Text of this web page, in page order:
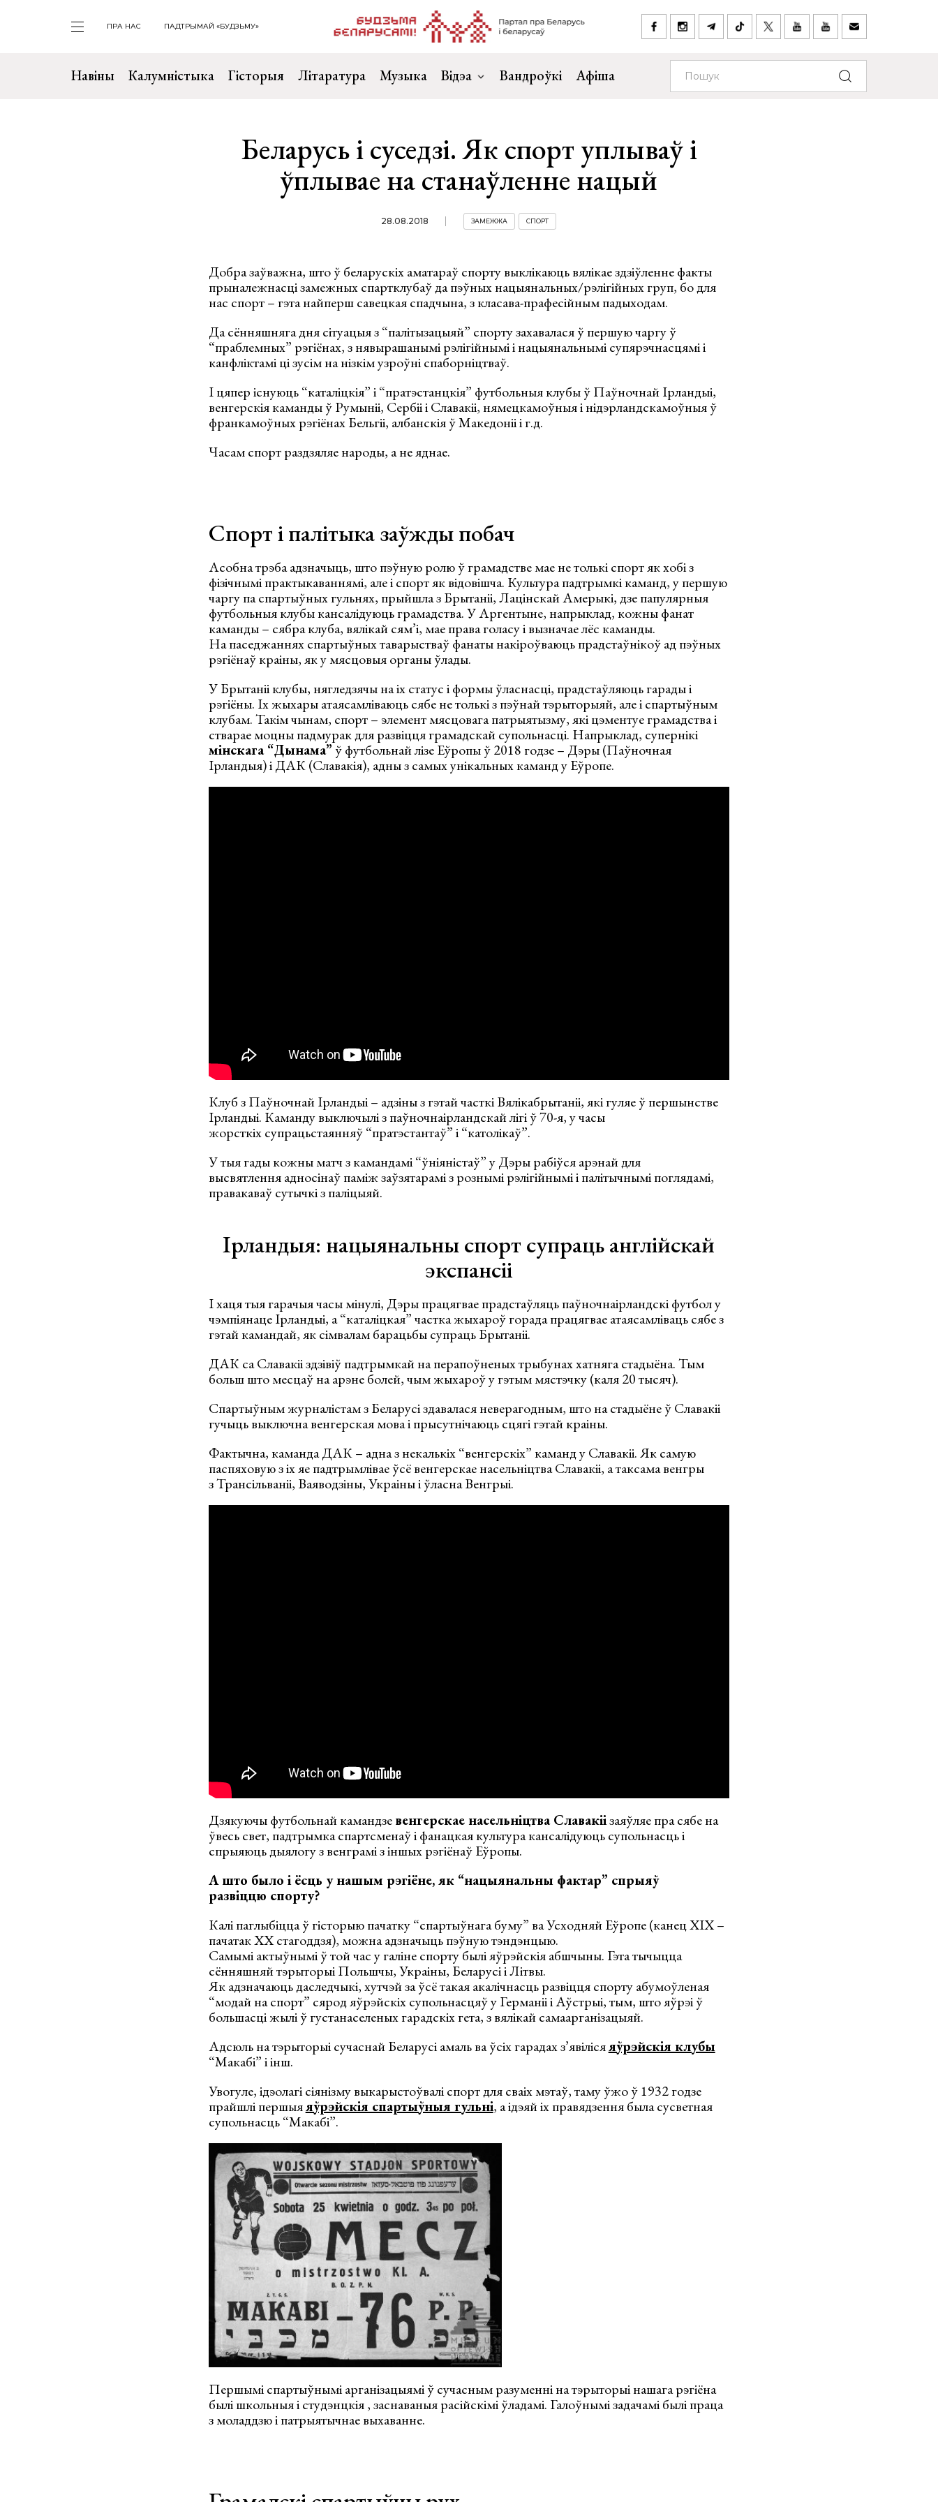
ПРА НАС ПАДТРЫМАЙ «БУДЗЬМУ»
Навіны Калумністыка Гісторыя Літаратура Музыка Відэа Вандроўкі Афіша
Беларусь і суседзі. Як спорт уплываў і
ўплывае на станаўленне нацый
28.08.2018 ЗАМЕЖЖА СПОРТ
Добра заўважна, што ў беларускіх аматараў спорту выклікаюць вялікае здзіўленне факты
прыналежнасці замежных спартклубаў да пэўных нацыянальных/рэлігійных груп, бо для
нас спорт – гэта найперш савецкая спадчына, з класава-прафесійным падыходам.
Да сённяшняга дня сітуацыя з “палітызацыяй” спорту захавалася ў першую чаргу ў
“праблемных” рэгіёнах, з нявырашанымі рэлігійнымі і нацыянальнымі супярэчнасцямі і
канфліктамі ці зусім на нізкім узроўні спаборніцтваў.
І цяпер існуюць “каталіцкія” і “пратэстанцкія” футбольныя клубы ў Паўночнай Ірландыі,
венгерскія каманды ў Румыніі, Сербіі і Славакіі, нямецкамоўныя і нідэрландскамоўныя ў
франкамоўных рэгіёнах Бельгіі, албанскія ў Македоніі і г.д.
Часам спорт раздзяляе народы, а не яднае.
Спорт і палітыка заўжды побач
Асобна трэба адзначыць, што пэўную ролю ў грамадстве мае не толькі спорт як хобі з
фізічнымі практыкаваннямі, але і спорт як відовішча. Культура падтрымкі каманд, у першую
чаргу па спартыўных гульнях, прыйшла з Брытаніі, Лацінскай Амерыкі, дзе папулярныя
футбольныя клубы кансалідуюць грамадства. У Аргентыне, напрыклад, кожны фанат
каманды – сябра клуба, вялікай сям’і, мае права голасу і вызначае лёс каманды.
На паседжаннях спартыўных таварыстваў фанаты накіроўваюць прадстаўнікоў ад пэўных
рэгіёнаў краіны, як у мясцовыя органы ўлады.
У Брытаніі клубы, нягледзячы на іх статус і формы ўласнасці, прадстаўляюць гарады і
рэгіёны. Іх жыхары атаясамліваюць сябе не толькі з пэўнай тэрыторыяй, але і спартыўным
клубам. Такім чынам, спорт – элемент мясцовага патрыятызму, які цэментуе грамадства і
стварае моцны падмурак для развіцця грамадскай супольнасці. Напрыклад, супернікі
мінскага “Дынама” ў футбольнай лізе Еўропы ў 2018 годзе – Дэры (Паўночная
Ірландыя) і ДАК (Славакія), адны з самых унікальных каманд у Еўропе.
Клуб з Паўночнай Ірландыі – адзіны з гэтай часткі Вялікабрытаніі, які гуляе ў першынстве
Ірландыі. Каманду выключылі з паўночнаірландскай лігі ў 70-я, у часы
жорсткіх супрацьстаянняў “пратэстантаў” і “католікаў”.
У тыя гады кожны матч з камандамі “ўніяністаў” у Дэры рабіўся арэнай для
высвятлення адносінаў паміж заўзятарамі з рознымі рэлігійнымі і палітычнымі поглядамі,
правакаваў сутычкі з паліцыяй.
Ірландыя: нацыянальны спорт супраць англійскай
экспансіі
І хаця тыя гарачыя часы мінулі, Дэры працягвае прадстаўляць паўночнаірландскі футбол у
чэмпіянаце Ірландыі, а “каталіцкая” частка жыхароў горада працягвае атаясамліваць сябе з
гэтай камандай, як сімвалам барацьбы супраць Брытаніі.
ДАК са Славакіі здзівіў падтрымкай на перапоўненых трыбунах хатняга стадыёна. Тым
больш што месцаў на арэне болей, чым жыхароў у гэтым мястэчку (каля 20 тысяч).
Спартыўным журналістам з Беларусі здавалася неверагодным, што на стадыёне ў Славакіі
гучыць выключна венгерская мова і прысутнічаюць сцягі гэтай краіны.
Фактычна, каманда ДАК – адна з некалькіх “венгерскіх” каманд у Славакіі. Як самую
паспяховую з іх яе падтрымлівае ўсё венгерскае насельніцтва Славакіі, а таксама венгры
з Трансільваніі, Ваяводзіны, Украіны і ўласна Венгрыі.
Дзякуючы футбольнай камандзевенгерскае насельніцтва Славакіізаяўляе пра сябе на
ўвесь свет, падтрымка спартсменаў і фанацкая культура кансалідуюць супольнасць і
спрыяюць дыялогу з венграмі з іншых рэгіёнаў Еўропы.
А што было і ёсць у нашым рэгіёне, як “нацыянальны фактар” спрыяў
развіццю спорту?
Калі паглыбіцца ў гісторыю пачатку “спартыўнага буму” ва Усходняй Еўропе (канец ХІХ –
пачатак ХХ стагоддзя), можна адзначыць пэўную тэндэнцыю.
Самымі актыўнымі ў той час у галіне спорту былі яўрэйскія абшчыны. Гэта тычыцца
сённяшняй тэрыторыі Польшчы, Украіны, Беларусі і Літвы.
Як адзначаюць даследчыкі, хутчэй за ўсё такая акалічнасць развіцця спорту абумоўленая
“модай на спорт” сярод яўрэйскіх супольнасцяў у Германіі і Аўстрыі, тым, што яўрэі ў
большасці жылі ў густанаселеных гарадскіх гета, з вялікай самаарганізацыяй.
Адсюль на тэрыторыі сучаснай Беларусі амаль ва ўсіх гарадах з’явілісяяўрэйскія клубы
“Макабі” і інш.
Увогуле, ідэолагі сіянізму выкарыстоўвалі спорт для сваіх мэтаў, таму ўжо ў 1932 годзе
прайшлі першыяяўрэйскія спартыўныя гульні, а ідэяй іх правядзення была сусветная
супольнасць “Макабі”.
Першымі спартыўнымі арганізацыямі ў сучасным разуменні на тэрыторыі нашага рэгіёна
былі школьныя і студэнцкія , заснаваныя расійскімі ўладамі. Галоўнымі задачамі былі праца
з моладдзю і патрыятычнае выхаванне.